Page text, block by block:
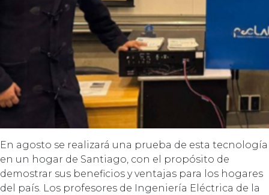
En agosto se realizará una prueba de esta tecnología
en un hogar de Santiago, con el propósito de
demostrar sus beneficios y ventajas para los hogares
del país. Los profesores de Ingeniería Eléctrica de la